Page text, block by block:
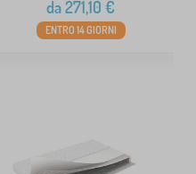
da271,10 €
ENTRO 14 GIORNI